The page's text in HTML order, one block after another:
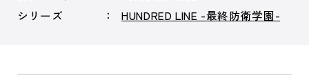
シリーズ
HUNDRED LINE -最終防衛学園-